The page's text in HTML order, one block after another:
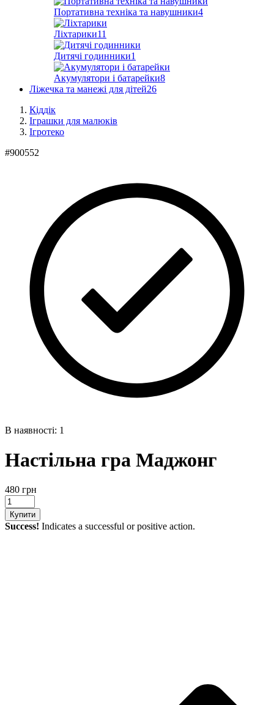
Портативна техніка та навушники4
Ліхтарики11
Дитячі годинники1
Акумулятори і батарейки8
Ліжечка та манежі для дітей26
Кіддік
Іграшки для малюків
Ігротеко
#900552
В наявності: 1
Настільна гра Маджонг
480 грн
Купити
Success! Indicates a successful or positive action.